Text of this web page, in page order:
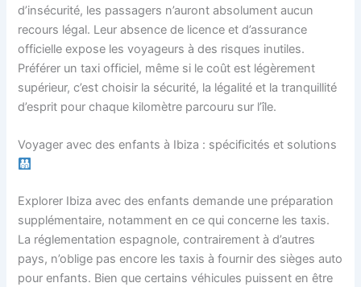
d’insécurité, les passagers n’auront absolument aucun
recours légal. Leur absence de licence et d’assurance
officielle expose les voyageurs à des risques inutiles.
Préférer un taxi officiel, même si le coût est légèrement
supérieur, c’est choisir la sécurité, la légalité et la tranquillité
d’esprit pour chaque kilomètre parcouru sur l’île.
Voyager avec des enfants à Ibiza : spécificités et solutions
Explorer Ibiza avec des enfants demande une préparation
supplémentaire, notamment en ce qui concerne les taxis.
La réglementation espagnole, contrairement à d’autres
pays, n’oblige pas encore les taxis à fournir des sièges auto
pour enfants. Bien que certains véhicules puissent en être